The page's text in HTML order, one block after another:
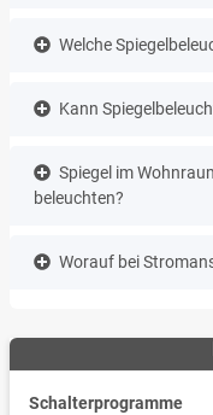
Welche
Kann
Spiegel im
beleuchten?
Worauf bei
Schalterprogramme